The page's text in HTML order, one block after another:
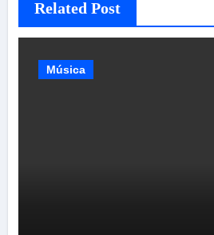
Related Post
Música